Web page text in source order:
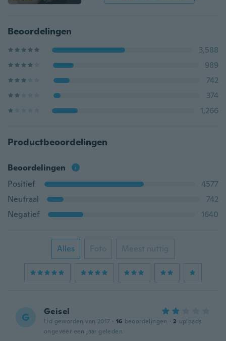
Beoordelingen
3,588
989
742
374
1,266
Productbeoordelingen
Beoordelingen
Positief
4577
Neutraal
742
Negatief
1640
Alles Foto Meest nuttig
G Geisel
Lid geworden van 2017 · 16 beoordelingen · 2 uploads
ongeveer een jaar geleden